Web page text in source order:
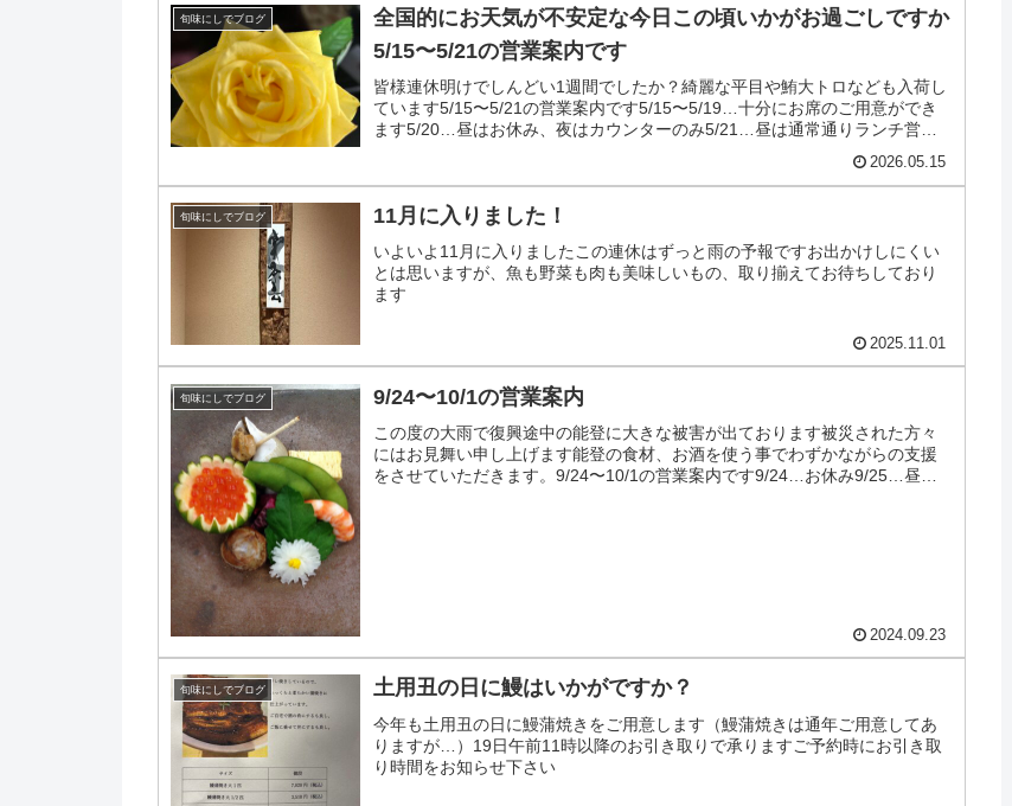
旬味にしでブログ
全国的にお天気が不安定な今日この頃いかがお過ごしですか
5/15〜5/21の営業案内です
皆様連休明けでしんどい1週間でしたか？綺麗な平目や鮪大トロなども入荷し
ています5/15〜5/21の営業案内です5/15〜5/19…十分にお席のご用意ができ
ます5/20…昼はお休み、夜はカウンターのみ5/21…昼は通常通りランチ営
2026.05.15
旬味にしでブログ 11月に入りました！
いよいよ11月に入りましたこの連休はずっと雨の予報ですお出かけしにくい
とは思いますが、魚も野菜も肉も美味しいもの、取り揃えてお待ちしており
ます
2025.11.01
旬味にしでブログ 9/24〜10/1の営業案内
この度の大雨で復興途中の能登に大きな被害が出ております被災された方々
にはお見舞い申し上げます能登の食材、お酒を使う事でわずかながらの支援
をさせていただきます。9/24〜10/1の営業案内です9/24…お休み9/25…昼は
2024.09.23
旬味にしでブログ 土用丑の日に鰻はいかがですか？
今年も土用丑の日に鰻蒲焼きをご用意します（鰻蒲焼きは通年ご用意してあ
りますが…）19日午前11時以降のお引き取りで承りますご予約時にお引き取
り時間をお知らせ下さい